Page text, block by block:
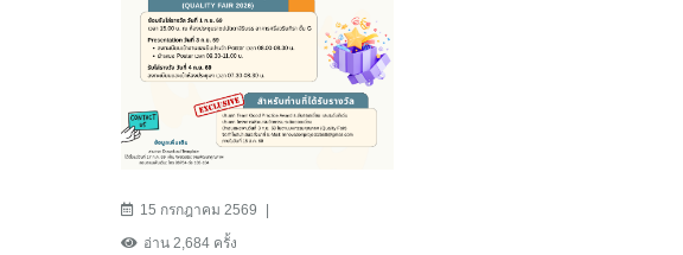
15 กรกฎาคม 2569
อ่าน 2,684 ครั้ง